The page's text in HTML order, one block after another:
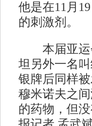
他是在11月
的刺激剂。
本届亚运会
坦另外一名
银牌后同样
穆米诺夫之
的药物，但